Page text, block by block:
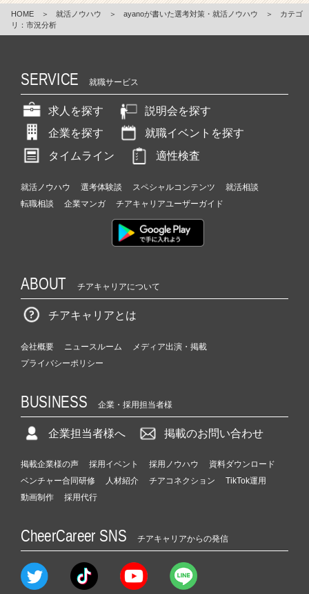
HOME ＞ 就活ノウハウ ＞ ayanoが書いた選考対策・就活ノウハウ ＞
カテゴ
リ：市況分析
SERVICE 就職サービス
求人を探す
説明会を探す
企業を探す
就職イベントを探す
タイムライン
適性検査
就活ノウハウ 選考体験談 スペシャルコンテンツ
就活相談
転職相談
企業マンガ チアキャリアユーザーガイド
ABOUT チアキャリアについて
チアキャリアとは
会社概要 ニュースルーム
メディア出演・掲載
プライバシーポリシー
BUSINESS 企業・採用担当者様
企業担当者様へ 掲載のお問い合わせ
掲載企業様の声 採用イベント 採用ノウハウ
資料ダウンロード
ベンチャー合同研修
人材紹介 チアコネクション
TikTok運用
動画制作
採用代行
CheerCareer SNS チアキャリアからの発信